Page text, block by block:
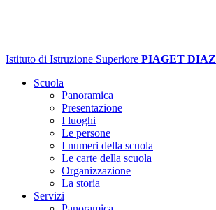
Istituto di Istruzione Superiore PIAGET DIAZ
Scuola
Panoramica
Presentazione
I luoghi
Le persone
I numeri della scuola
Le carte della scuola
Organizzazione
La storia
Servizi